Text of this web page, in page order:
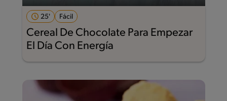
25' Fácil
Cereal De Chocolate Para Empezar
El Día Con Energía